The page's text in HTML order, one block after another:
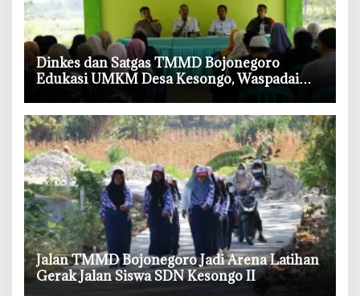
‎Dinkes dan Satgas TMMD Bojonegoro
Edukasi UMKM Desa Kesongo, Waspadai
Boraks dan Formalin
‎Jalan TMMD Bojonegoro Jadi Arena Latihan
Gerak Jalan Siswa SDN Kesongo II